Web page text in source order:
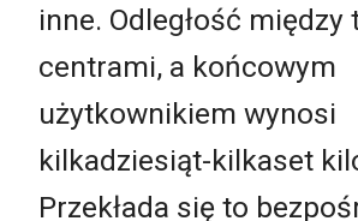
inne. Odległość między
centrami, a końcowym
użytkownikiem wynosi
kilkadziesiąt-kilkaset
Przekłada się to